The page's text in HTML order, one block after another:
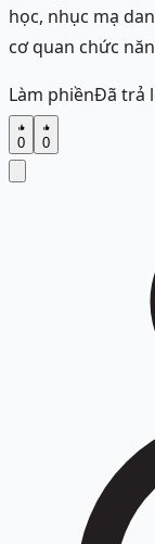
học, nhục mạ
cơ quan chức
Làm phiềnĐã trả
0 0